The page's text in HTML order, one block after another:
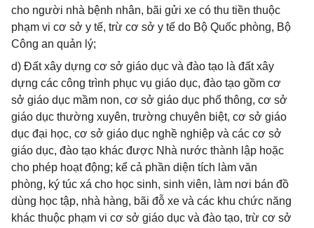
cho người nhà bệnh nhân, bãi gửi xe có thu tiền thuộc
phạm vi cơ sở y tế, trừ cơ sở y tế do Bộ Quốc phòng, Bộ
Công an quản lý;
d) Đất xây dựng cơ sở giáo dục và đào tạo là đất xây
dựng các công trình phục vụ giáo dục, đào tạo gồm cơ
sở giáo dục mầm non, cơ sở giáo dục phổ thông, cơ sở
giáo dục thường xuyên, trường chuyên biệt, cơ sở giáo
dục đại học, cơ sở giáo dục nghề nghiệp và các cơ sở
giáo dục, đào tạo khác được Nhà nước thành lập hoặc
cho phép hoạt động; kể cả phần diện tích làm văn
phòng, ký túc xá cho học sinh, sinh viên, làm nơi bán đồ
dùng học tập, nhà hàng, bãi đỗ xe và các khu chức năng
khác thuộc phạm vi cơ sở giáo dục và đào tạo, trừ cơ sở